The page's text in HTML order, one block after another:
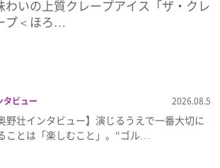
わいの上質クレープアイス「ザ・クレ
プ＜ほろ…
タビュー 2026.08.5
奥野壮インタビュー】演じるうえで一番大切に
ことは「楽しむこと」。“ゴル…